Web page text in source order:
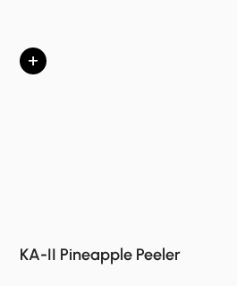
+
KA-II Pineapple Peeler